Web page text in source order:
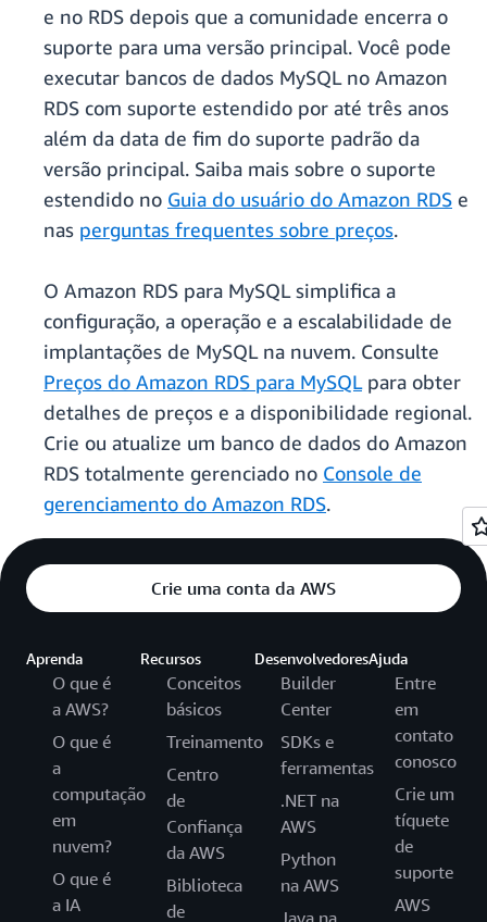
e no RDS depois que a comunidade encerra o
suporte para uma versão principal. Você pode
executar bancos de dados MySQL no Amazon
RDS com suporte estendido por até três anos
além da data de fim do suporte padrão da
versão principal. Saiba mais sobre o suporte
estendido no Guia do usuário do Amazon RDS e
nas perguntas frequentes sobre preços.
O Amazon RDS para MySQL simplifica a
configuração, a operação e a escalabilidade de
implantações de MySQL na nuvem. Consulte
Preços do Amazon RDS para MySQLpara obter
detalhes de preços e a disponibilidade regional.
Crie ou atualize um banco de dados do Amazon
RDS totalmente gerenciado no Console de
gerenciamento do Amazon RDS.
Crie uma conta da AWS
Aprenda
O que é
a AWS?
O que é
a
computação
em
nuvem?
O que é
a IA
Recursos
Conceitos
básicos
Treinamento
Centro
de
Confiança
da AWS
Biblioteca
de
Desenvolvedores
Builder
Center
SDKs e
ferramentas
.NET na
AWS
Python
na AWS
Ajuda
Entre
em
contato
conosco
Crie um
tíquete
de
suporte
AWS